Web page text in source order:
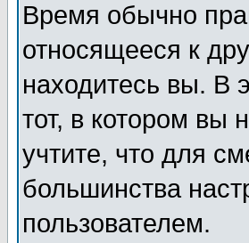
Время обычно
относящееся к
находитесь вы. В
тот, в котором вы
учтите, что для
большинства
пользователем.